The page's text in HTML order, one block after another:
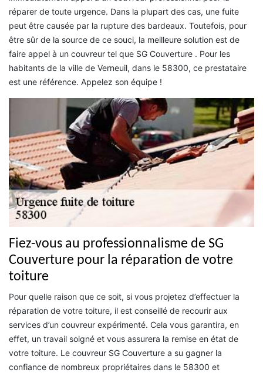
réparer de toute urgence. Dans la plupart des cas, une fuite
peut être causée par la rupture des bardeaux. Toutefois, pour
être sûr de la source de ce souci, la meilleure solution est de
faire appel à un couvreur tel que SG Couverture . Pour les
habitants de la ville de Verneuil, dans le 58300, ce prestataire
est une référence. Appelez son équipe !
Fiez-vous au professionnalisme de SG
Couverture pour la réparation de votre
toiture
Pour quelle raison que ce soit, si vous projetez d’effectuer la
réparation de votre toiture, il est conseillé de recourir aux
services d’un couvreur expérimenté. Cela vous garantira, en
effet, un travail soigné et vous assurera la remise en état de
votre toiture. Le couvreur SG Couverture a su gagner la
confiance de nombreux propriétaires dans le 58300 et